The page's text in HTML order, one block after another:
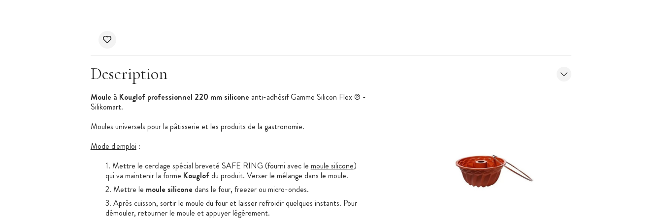
Description
Moule à Kouglof professionnel 220 mm silicone anti-adhésif Gamme Silicon Flex ® -
Silikomart.
Moules universels pour la pâtisserie et les produits de la gastronomie.
Mode d'emploi :
Mettre le cerclage spécial breveté SAFE RING (fourni avec le moule silicone)
qui va maintenir la forme Kouglofdu produit. Verser le mélange dans le moule.
Mettre le moule silicone dans le four, freezer ou micro-ondes.
Après cuisson, sortir le moule du four et laisser refroidir quelques instants. Pour
démouler, retourner le moule et appuyer légèrement.